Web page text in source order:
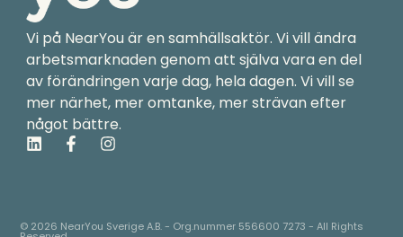
Vi på NearYou är en samhällsaktör. Vi vill ändra
arbetsmarknaden genom att själva vara en del
av förändringen varje dag, hela dagen. Vi vill se
mer närhet, mer omtanke, mer strävan efter
något bättre.
L
d
F
o
I
g
© 2026 NearYou Sverige A.B. - Org.nummer 556600 7273 - All Rights